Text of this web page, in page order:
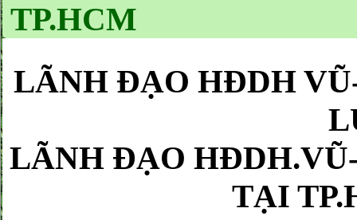
TP.HCM
LÃNH ĐẠO HĐDH
LÃNH ĐẠO
TẠI